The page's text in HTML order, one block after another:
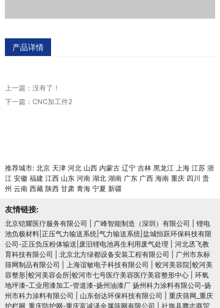
产品详情
上一篇：没有了！
下一篇： CNC加工件2
推荐城市: 北京 天津 河北 山西 内蒙古 辽宁 吉林 黑龙江 上海 江苏 浙
江 安徽 福建 江西 山东 河南 湖北 湖南 广东 广西 海南 重庆 四川 贵
州 云南 西藏 陕西 甘肃 青海 宁夏 新疆
友情链接:
北京铠耀医疗服务有限公司 广峰智能制造（深圳）有限公司
锂电
池负极材料|正压气力输送系统|气力输送系统|盐城恒跃环保科技有限
公司-正压负压粉体输送|废旧锂电池再生利用废气处理
河北丞飞教
育科技有限公司
北京北方绿都设备安装工程有限公司
广州市东标
筛网制品有限公司
上海谊敏电子科技有限公司
蛟河美容院|蛟河美
容整形|蛟河美容会所|蛟河市七号医疗美容医疗美容整形中心
环氧
地坪漆-工业用漆加工-管道漆-扬州油漆厂 扬州科力涂料有限公司-扬
州市科力涂料有限公司
山东创达环保科技有限公司
重庆筛网_重庆
护栏网_重庆防护网-重庆富诚泽金属筛网有限公司
社旗县腾志商贸